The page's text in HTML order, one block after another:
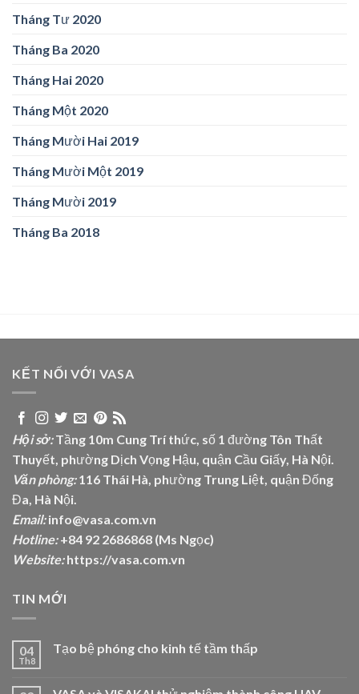
Tháng Tư 2020
Tháng Ba 2020
Tháng Hai 2020
Tháng Một 2020
Tháng Mười Hai 2019
Tháng Mười Một 2019
Tháng Mười 2019
Tháng Ba 2018
KẾT NỐI VỚI VASA
Hội sở:Tầng 10m Cung Trí thức, số 1 đường Tôn Thất
Thuyết, phường Dịch Vọng Hậu, quận Cầu Giấy, Hà Nội.
Văn phòng:116 Thái Hà, phường Trung Liệt, quận Đống
Đa, Hà Nội.
Email:info@vasa.com.vn
Hotline:+84 92 2686868 (Ms Ngọc)
Website: https://vasa.com.vn
TIN MỚI
04
Th8
Tạo bệ phóng cho kinh tế tầm thấp